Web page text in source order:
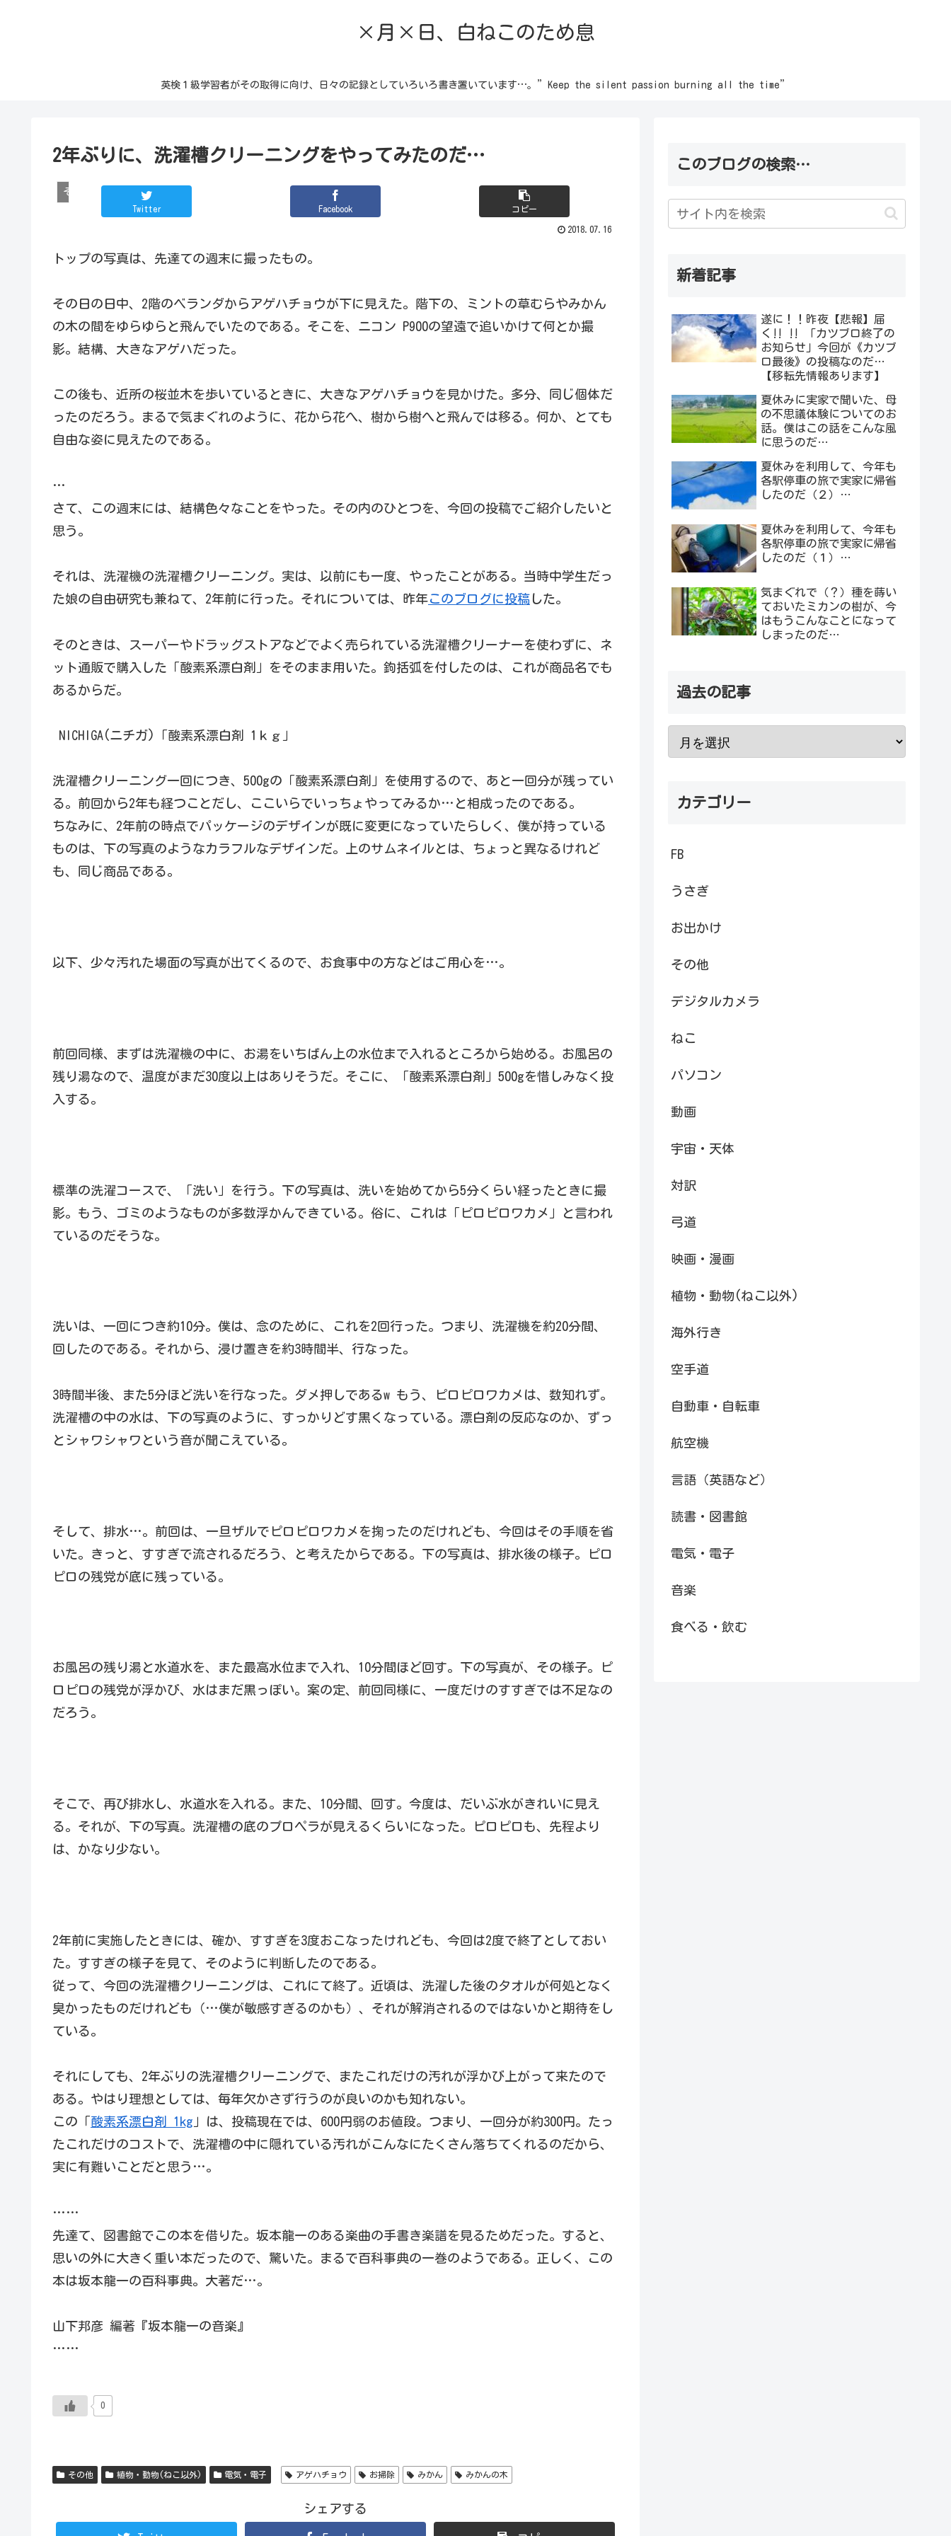
×月×日、白ねこのため息
英検１級学習者がその取得に向け、日々の記録としていろいろ書き置いています…。”Keep the silent passion burning all the time”
2年ぶりに、洗濯槽クリーニングをやってみたのだ…
その他
Twitter Facebook コピー
2018.07.16
トップの写真は、先達ての週末に撮ったもの。
その日の日中、2階のベランダからアゲハチョウが下に見えた。階下の、ミントの草むらやみかん
の木の間をゆらゆらと飛んでいたのである。そこを、ニコン P900の望遠で追いかけて何とか撮
影。結構、大きなアゲハだった。
この後も、近所の桜並木を歩いているときに、大きなアゲハチョウを見かけた。多分、同じ個体だ
ったのだろう。まるで気まぐれのように、花から花へ、樹から樹へと飛んでは移る。何か、とても
自由な姿に見えたのである。
…
さて、この週末には、結構色々なことをやった。その内のひとつを、今回の投稿でご紹介したいと
思う。
それは、洗濯機の洗濯槽クリーニング。実は、以前にも一度、やったことがある。当時中学生だっ
た娘の自由研究も兼ねて、2年前に行った。それについては、昨年このブログに投稿 した。
そのときは、スーパーやドラッグストアなどでよく売られている洗濯槽クリーナーを使わずに、ネ
ット通販で購入した「酸素系漂白剤」をそのまま用いた。鉤括弧を付したのは、これが商品名でも
あるからだ。
NICHIGA(ニチガ)「酸素系漂白剤 1ｋｇ」
洗濯槽クリーニング一回につき、500gの「酸素系漂白剤」を使用するので、あと一回分が残ってい
る。前回から2年も経つことだし、ここいらでいっちょやってみるか…と相成ったのである。
ちなみに、2年前の時点でパッケージのデザインが既に変更になっていたらしく、僕が持っている
ものは、下の写真のようなカラフルなデザインだ。上のサムネイルとは、ちょっと異なるけれど
も、同じ商品である。
以下、少々汚れた場面の写真が出てくるので、お食事中の方などはご用心を…。
前回同様、まずは洗濯機の中に、お湯をいちばん上の水位まで入れるところから始める。お風呂の
残り湯なので、温度がまだ30度以上はありそうだ。そこに、「酸素系漂白剤」500gを惜しみなく投
入する。
標準の洗濯コースで、「洗い」を行う。下の写真は、洗いを始めてから5分くらい経ったときに撮
影。もう、ゴミのようなものが多数浮かんできている。俗に、これは「ピロピロワカメ」と言われ
ているのだそうな。
洗いは、一回につき約10分。僕は、念のために、これを2回行った。つまり、洗濯機を約20分間、
回したのである。それから、浸け置きを約3時間半、行なった。
3時間半後、また5分ほど洗いを行なった。ダメ押しであるw もう、ピロピロワカメは、数知れず。
洗濯槽の中の水は、下の写真のように、すっかりどす黒くなっている。漂白剤の反応なのか、ずっ
とシャワシャワという音が聞こえている。
そして、排水…。前回は、一旦ザルでピロピロワカメを掬ったのだけれども、今回はその手順を省
いた。きっと、すすぎで流されるだろう、と考えたからである。下の写真は、排水後の様子。ピロ
ピロの残党が底に残っている。
お風呂の残り湯と水道水を、また最高水位まで入れ、10分間ほど回す。下の写真が、その様子。ピ
ロピロの残党が浮かび、水はまだ黒っぽい。案の定、前回同様に、一度だけのすすぎでは不足なの
だろう。
そこで、再び排水し、水道水を入れる。また、10分間、回す。今度は、だいぶ水がきれいに見え
る。それが、下の写真。洗濯槽の底のプロペラが見えるくらいになった。ピロピロも、先程より
は、かなり少ない。
2年前に実施したときには、確か、すすぎを3度おこなったけれども、今回は2度で終了としておい
た。すすぎの様子を見て、そのように判断したのである。
従って、今回の洗濯槽クリーニングは、これにて終了。近頃は、洗濯した後のタオルが何処となく
臭かったものだけれども（…僕が敏感すぎるのかも）、それが解消されるのではないかと期待をし
ている。
それにしても、2年ぶりの洗濯槽クリーニングで、またこれだけの汚れが浮かび上がって来たので
ある。やはり理想としては、毎年欠かさず行うのが良いのかも知れない。
この「 酸素系漂白剤 1kg 」は、投稿現在では、600円弱のお値段。つまり、一回分が約300円。たっ
たこれだけのコストで、洗濯槽の中に隠れている汚れがこんなにたくさん落ちてくれるのだから、
実に有難いことだと思う…。
……
先達て、図書館でこの本を借りた。坂本龍一のある楽曲の手書き楽譜を見るためだった。すると、
思いの外に大きく重い本だったので、驚いた。まるで百科事典の一巻のようである。正しく、この
本は坂本龍一の百科事典。大著だ…。
山下邦彦 編著『坂本龍一の音楽』
……
0
その他 植物・動物(ねこ以外) 電気・電子 アゲハチョウ お掃除 みかん みかんの木
シェアする
このブログの検索…
新着記事
遂に！！昨夜【悲報】届
く‼︎ ‼︎ 「カツブロ終了の
お知らせ」今回が《カツブ
ロ最後》の投稿なのだ…
【移転先情報あります】
夏休みに実家で聞いた、母
の不思議体験についてのお
話。僕はこの話をこんな風
に思うのだ…
夏休みを利用して、今年も
各駅停車の旅で実家に帰省
したのだ（２）…
夏休みを利用して、今年も
各駅停車の旅で実家に帰省
したのだ（１）…
気まぐれで（？）種を蒔い
ておいたミカンの樹が、今
はもうこんなことになって
しまったのだ…
過去の記事
カテゴリー
FB
うさぎ
お出かけ
その他
デジタルカメラ
ねこ
パソコン
動画
宇宙・天体
対訳
弓道
映画・漫画
植物・動物(ねこ以外)
海外行き
空手道
自動車・自転車
航空機
言語（英語など）
読書・図書館
電気・電子
音楽
食べる・飲む